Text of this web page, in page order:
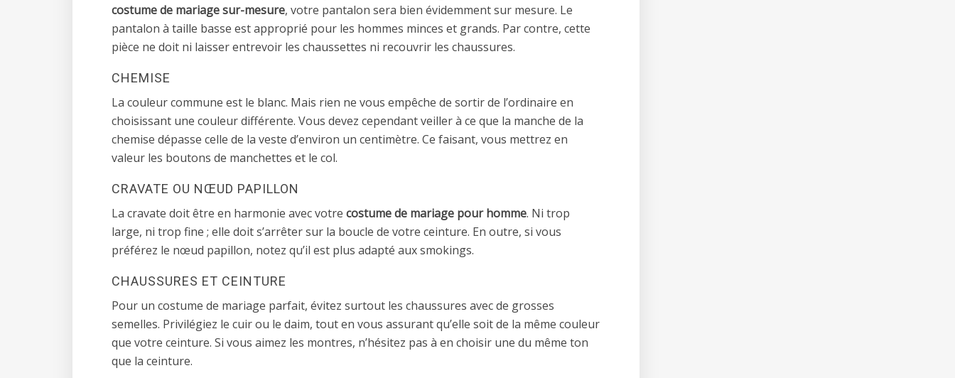
costume de mariage sur-mesure, votre pantalon sera bien évidemment sur mesure. Le
pantalon à taille basse est approprié pour les hommes minces et grands. Par contre, cette
pièce ne doit ni laisser entrevoir les chaussettes ni recouvrir les chaussures.
CHEMISE
La couleur commune est le blanc. Mais rien ne vous empêche de sortir de l’ordinaire en
choisissant une couleur différente. Vous devez cependant veiller à ce que la manche de la
chemise dépasse celle de la veste d’environ un centimètre. Ce faisant, vous mettrez en
valeur les boutons de manchettes et le col.
CRAVATE OU NŒUD PAPILLON
La cravate doit être en harmonie avec votre costume de mariage pour homme. Ni trop
large, ni trop fine ; elle doit s’arrêter sur la boucle de votre ceinture. En outre, si vous
préférez le nœud papillon, notez qu’il est plus adapté aux smokings.
CHAUSSURES ET CEINTURE
Pour un costume de mariage parfait, évitez surtout les chaussures avec de grosses
semelles. Privilégiez le cuir ou le daim, tout en vous assurant qu’elle soit de la même couleur
que votre ceinture. Si vous aimez les montres, n’hésitez pas à en choisir une du même ton
que la ceinture.